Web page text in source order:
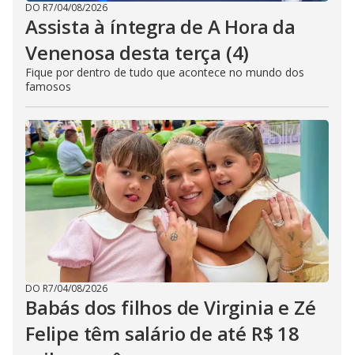
DO R7/04/08/2026
Assista à íntegra de A Hora da
Venenosa desta terça (4)
Fique por dentro de tudo que acontece no mundo dos
famosos
DO R7/04/08/2026
Babás dos filhos de Virginia e Zé
Felipe têm salário de até R$ 18